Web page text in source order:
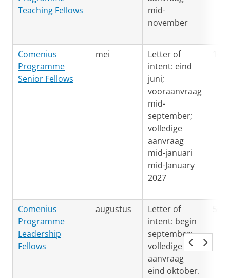
Teaching Fellows
mid-
november
Comenius
Programme
Senior Fellows
mei
Letter of
intent: eind
juni;
vooraanvraag
mid-
september;
volledige
aanvraag
mid-januari
mid-January
2027
Comenius
Programme
Leadership
Fellows
augustus
Letter of
intent: begin
september;
volledige
aanvraag
eind oktober.